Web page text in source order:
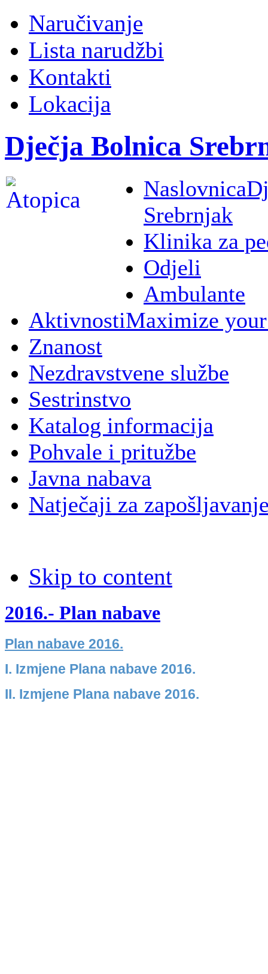
Naručivanje
Lista narudžbi
Kontakti
Lokacija
Dječja Bolnica
Naslovnica
Srebrnjak
Klinika za
Odjeli
Ambulante
AktivnostiMaximize
Znanost
Nezdravstvene službe
Sestrinstvo
Katalog informacija
Pohvale i pritužbe
Javna nabava
Natječaji za
Skip to content
2016.- Plan nabave
Plan nabave 2016.
I. Izmjene Plana nabave 2016.
II. Izmjene Plana nabave 2016.